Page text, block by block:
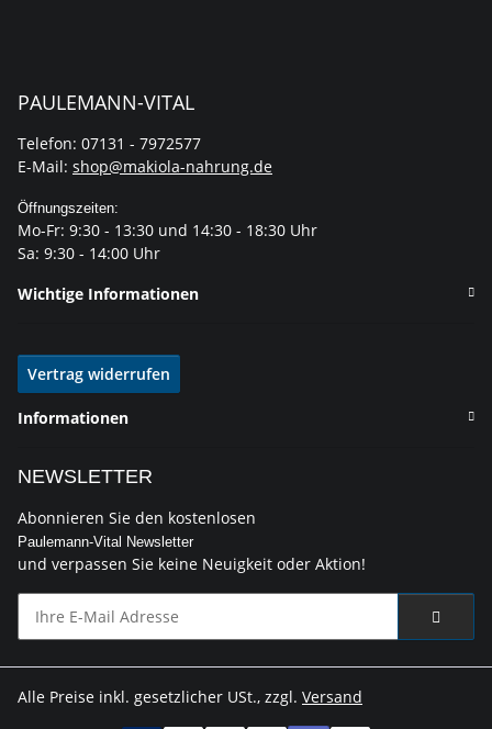
PAULEMANN-VITAL
Telefon: 07131 - 7972577
E-Mail: shop@makiola-nahrung.de
Öffnungszeiten:
Mo-Fr: 9:30 - 13:30 und 14:30 - 18:30 Uhr
Sa: 9:30 - 14:00 Uhr
Wichtige Informationen
Vertrag widerrufen
Informationen
NEWSLETTER
Abonnieren Sie den kostenlosen
Paulemann-Vital Newsletter
und verpassen Sie keine Neuigkeit oder Aktion!
Alle Preise inkl. gesetzlicher USt., zzgl. Versand